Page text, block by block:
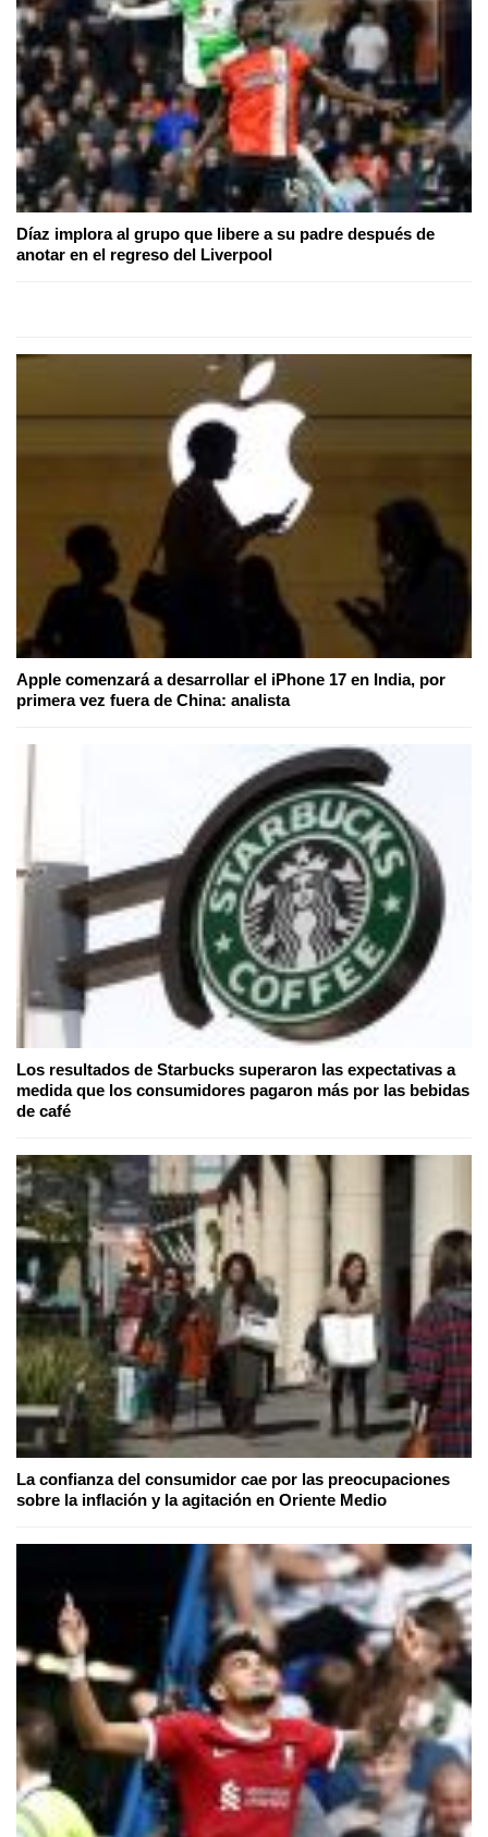
Díaz implora al grupo que libere a su padre después de
anotar en el regreso del Liverpool
Apple comenzará a desarrollar el iPhone 17 en India, por
primera vez fuera de China: analista
Los resultados de Starbucks superaron las expectativas a
medida que los consumidores pagaron más por las bebidas
de café
La confianza del consumidor cae por las preocupaciones
sobre la inflación y la agitación en Oriente Medio